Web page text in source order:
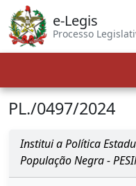
e-Legis
Processo
PL./0497/2024
Institui a Política
População Negra -